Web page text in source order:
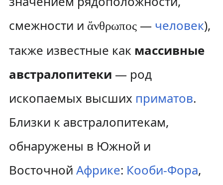
смежности и ἄνθρωπος— человек),
также известные как массивные
австралопитеки — род
ископаемых высших приматов.
Близки к австралопитекам,
обнаружены в Южной и
Восточной Африке: Кооби-Фора,